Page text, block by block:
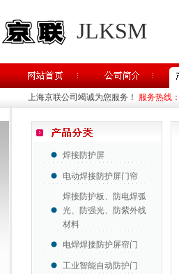
JLKSM
上海京联公司竭诚为您服务！ 服务热线
焊接防护屏
电动焊接防护屏门帘
焊接防护板、防电焊弧
光、防强光、防紫外线
材料
电焊焊接防护屏帘门
工业智能自动防护门